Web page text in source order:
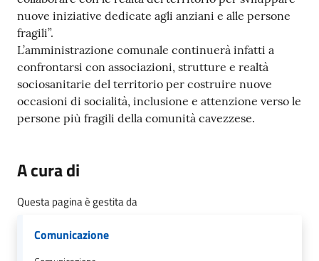
nuove iniziative dedicate agli anziani e alle persone
fragili”.
L’amministrazione comunale continuerà infatti a
confrontarsi con associazioni, strutture e realtà
sociosanitarie del territorio per costruire nuove
occasioni di socialità, inclusione e attenzione verso le
persone più fragili della comunità cavezzese.
A cura di
Questa pagina è gestita da
Comunicazione